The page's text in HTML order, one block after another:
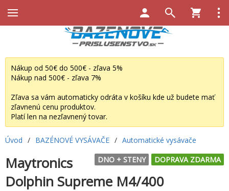
Nákup od 50€ do 500€ - zľava 5%
Nákup nad 500€ - zľava 7%
Zľava sa vám automaticky odráta v košíku kde už budete mať
zľavnenú cenu produktov.
Platí len na nezľavnený tovar.
Úvod / BAZÉNOVÉ VYSÁVAČE / Automatické vysávače
DOPRAVA ZDARMA
DNO + STENY
Maytronics
Dolphin Supreme M4/400